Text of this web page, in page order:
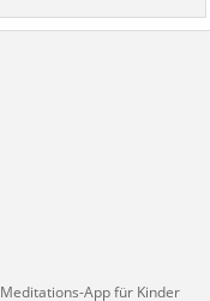
Meditations-App für Kinder